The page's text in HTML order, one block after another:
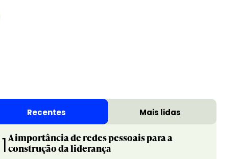
Recentes Mais lidas
1 A importância de redes pessoais para a
construção da liderança